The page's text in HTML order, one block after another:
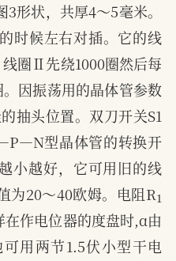
形状，共厚4～5毫米。
时候左右对插。它的线
圈Ⅱ先绕1000圈然后每
因振荡用的晶体管参数
抽头位置。双刀开关S1
型晶体管的转换开
小越好，它可用旧的线
为20～40欧姆。电阻R1
在作电位器的度盘时,α由
用两节1.5伏小型干电